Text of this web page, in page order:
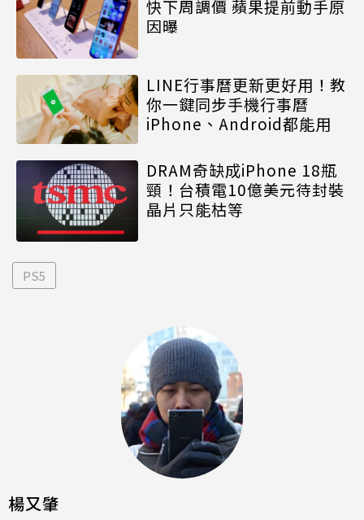
快下周調價 蘋果提前動手原
因曝
LINE行事曆更新更好用！教
你一鍵同步手機行事曆
iPhone、Android都能用
DRAM奇缺成iPhone 18瓶
頸！台積電10億美元待封裝
晶片只能枯等
PS5
楊又肇